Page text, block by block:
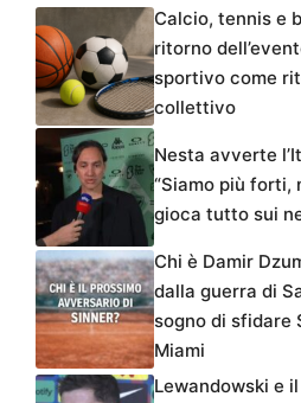
Calcio, tennis e
ritorno
sportivo come
collettivo
Nesta avverte
“Siamo più forti,
gioca tutto sui
Chi è Damir
dalla guerra di
sogno di sfidare
Miami
Lewandowski e